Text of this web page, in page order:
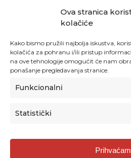
Ova stranica
kolačiće
Kako bismo pružili najbolja iskustva,
kolačića za pohranu i/ili pristup
na ove tehnologije omogućit će nam
ponašanje pregledavanja stranice.
Funkcionalni
Statistički
Prihvaćam
Agencija za odgoj i obrazovanje